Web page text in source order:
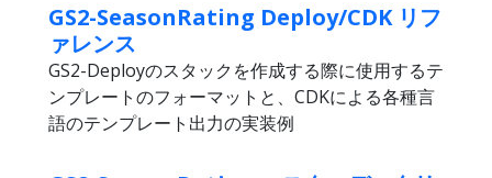
GS2-SeasonRating Deploy/CDK リフ
ァレンス
GS2-Deployのスタックを作成する際に使用するテ
ンプレートのフォーマットと、CDKによる各種言
語のテンプレート出力の実装例